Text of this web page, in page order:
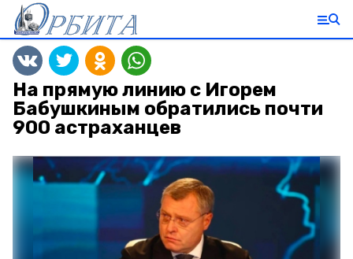
На прямую линию с Игорем
Бабушкиным обратились почти
900 астраханцев